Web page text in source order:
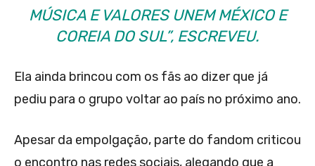
MÚSICA E VALORES UNEM MÉXICO E
COREIA DO SUL”, ESCREVEU.
Ela ainda brincou com os fãs ao dizer que já
pediu para o grupo voltar ao país no próximo ano.
Apesar da empolgação, parte do fandom criticou
o encontro nas redes sociais, alegando que a